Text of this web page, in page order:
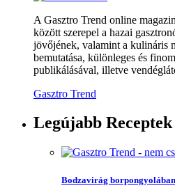
A Gasztro Trend online
között szerepel a hazai
jövőjének, valamint a kulináris
bemutatása, különleges és
publikálásával, illetve
Gasztro Trend
Legújabb Receptek
Bodzavirág borpongyolában